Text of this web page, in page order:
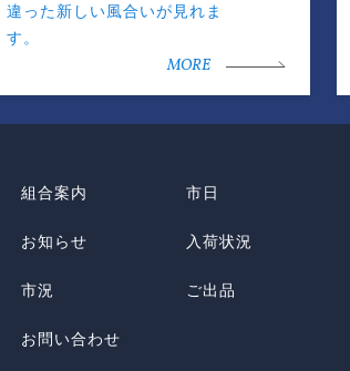
違った新しい風合いが見れま
す。
MORE
組合案内 市日
お知らせ 入荷状況
市況 ご出品
お問い合わせ